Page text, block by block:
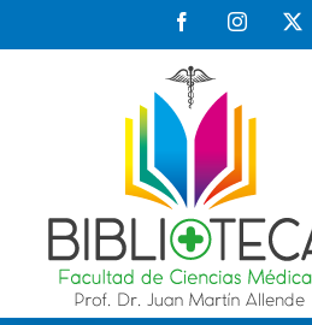
FacebookInstagram